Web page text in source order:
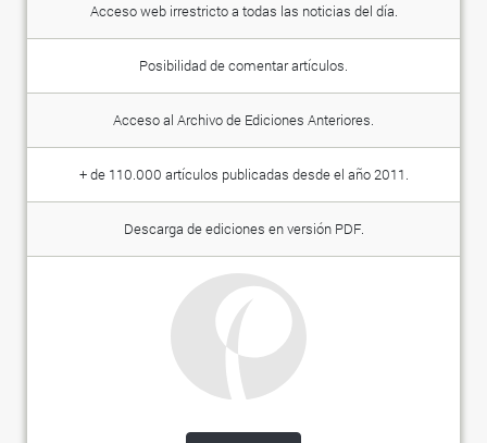
Acceso web irrestricto a todas las noticias del día.
Posibilidad de comentar artículos.
Acceso al Archivo de Ediciones Anteriores.
+ de 110.000 artículos publicadas desde el año 2011.
Descarga de ediciones en versión PDF.